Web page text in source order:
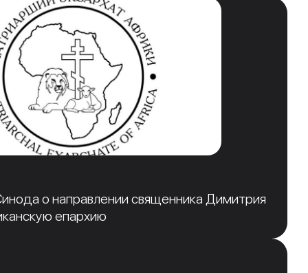
о направлении священника Димитрия
епархию